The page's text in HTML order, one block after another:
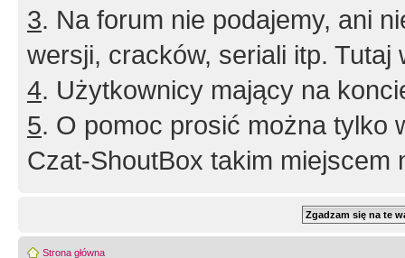
3. Na forum nie podajemy, ani
wersji, cracków, seriali itp. Tutaj
4. Użytkownicy mający na
5. O pomoc prosić można tylko
Czat-ShoutBox takim miejscem
Strona główna